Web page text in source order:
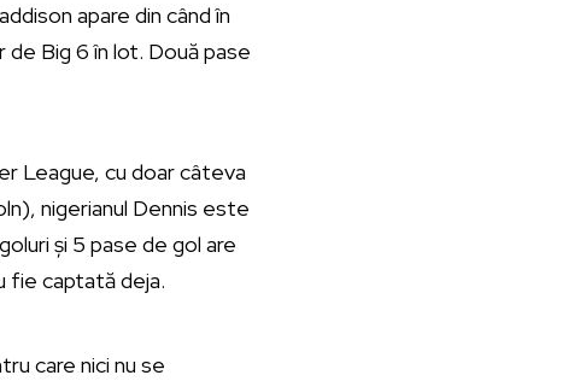
apare din când în
Big 6 în lot. Două pase
League, cu doar câteva
nigerianul Dennis este
și 5 pase de gol are
fie captată deja.
care nici nu se